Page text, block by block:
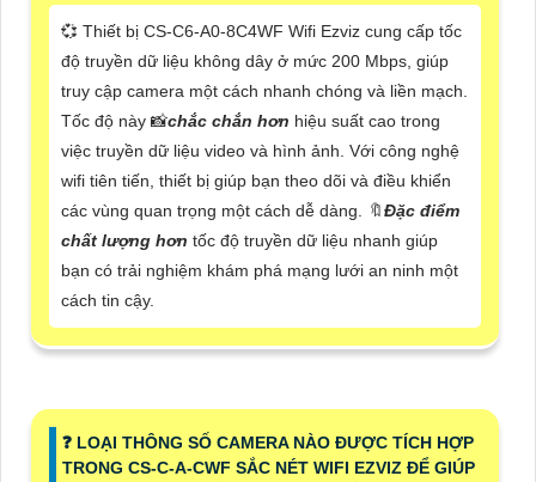
💞 Thiết bị CS-C6-A0-8C4WF Wifi Ezviz cung cấp tốc
độ truyền dữ liệu không dây ở mức 200 Mbps, giúp
truy cập camera một cách nhanh chóng và liền mạch.
Tốc độ này 📸chắc chắn hơn hiệu suất cao trong
việc truyền dữ liệu video và hình ảnh. Với công nghệ
wifi tiên tiến, thiết bị giúp bạn theo dõi và điều khiển
các vùng quan trọng một cách dễ dàng. 🔖Đặc điểm
chất lượng hơn tốc độ truyền dữ liệu nhanh giúp
bạn có trải nghiệm khám phá mạng lưới an ninh một
cách tin cậy.
❓ LOẠI THÔNG SỐ CAMERA NÀO ĐƯỢC TÍCH HỢP
TRONG CS-C-A-CWF SẮC NÉT WIFI EZVIZ ĐỂ GIÚP